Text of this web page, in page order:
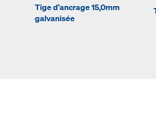
Tige d'ancrage 15,0mm
galvanisée